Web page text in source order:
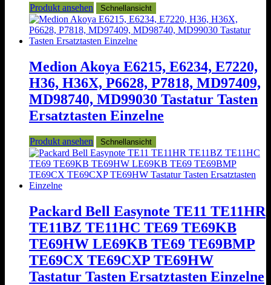
Produkt ansehen Schnellansicht
Medion Akoya E6215, E6234, E7220,
H36, H36X, P6628, P7818, MD97409,
MD98740, MD99030 Tastatur Tasten
Ersatztasten Einzelne
Produkt ansehen Schnellansicht
Packard Bell Easynote TE11 TE11HR
TE11BZ TE11HC TE69 TE69KB
TE69HW LE69KB TE69 TE69BMP
TE69CX TE69CXP TE69HW
Tastatur Tasten Ersatztasten Einzelne